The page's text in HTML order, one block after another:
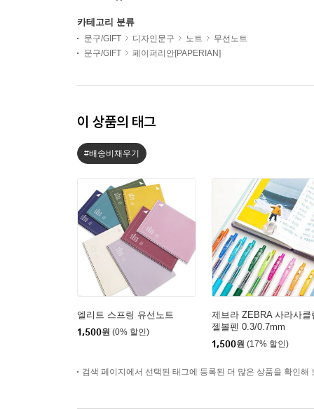
카테고리 분류
문구/GIFT 디자인문구 노트
무선노트
문구/GIFT
페이퍼리안[PAPERIAN]
이 상품의 태그
#배송비채우기
엘리트 스프링 유선노트
1,500원 (0% 할인)
제브라 ZEBRA 사라사클
젤볼펜 0.3/0.7mm
1,500원 (17% 할인)
검색 페이지에서 선택된 태그에 등록된 더 많은 상품을 확인해